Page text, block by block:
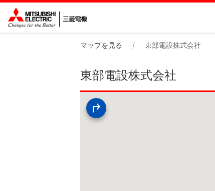
マップを見る 東部電設株式会社
東部電設株式会社